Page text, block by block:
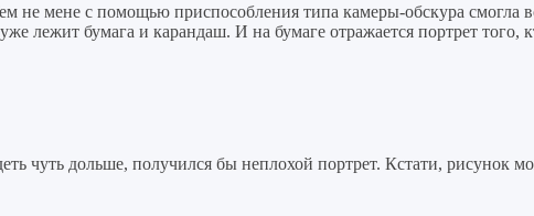
не мене с помощью приспособления типа камеры-обскура смогла
лежит бумага и карандаш. И на бумаге отражается портрет того,
чуть дольше, получился бы неплохой портрет. Кстати, рисунок